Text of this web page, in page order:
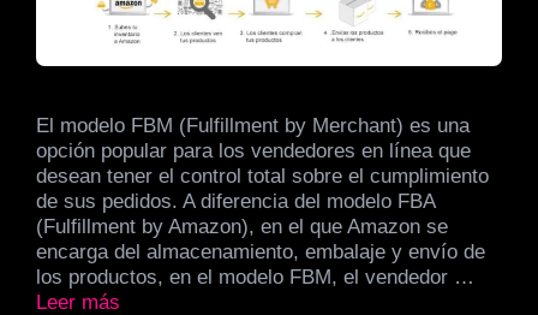
El modelo FBM (Fulfillment by Merchant) es una
opción popular para los vendedores en línea que
desean tener el control total sobre el cumplimiento
de sus pedidos. A diferencia del modelo FBA
(Fulfillment by Amazon), en el que Amazon se
encarga del almacenamiento, embalaje y envío de
los productos, en el modelo FBM, el vendedor …
Leer más